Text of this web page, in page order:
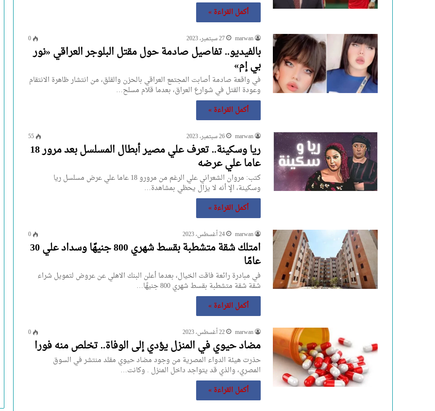
أكمل القراءة »
marwan 27 سبتمبر، 2023 0
بالفيديو.. تفاصيل صادمة حول مقتل البلوجر العراقي «نور
بي إم»
في واقعة صادمة أصابت المجتمع العراقي بالحزن والقلق، من انتشار ظاهرة الانتقام
وعودة القتل في شوارع العراق، بعدما قلام مسلح…
أكمل القراءة »
marwan 26 سبتمبر، 2023 55
ريا وسكينة.. تعرف علي مصير أبطال المسلسل بعد مرور 18
عاما علي عرضه
كتب: مروان الشعراني علي الرغم من مرورو 18 عاما علي عرض مسلسل ريا
وسكينة، الإ أنه لا يزال يحظي بمشاهدة…
أكمل القراءة »
marwan 24 أغسطس، 2023 0
امتلك شقة متشطبة بقسط شهري 800 جنيهًا وسداد علي 30
عامًا
في مبادرة رائعة فاقت الخيال، بعدما أعلن البنك الاهلي عن عروض لتمويل شراء
شقة شقة متشطبة بقسط شهري 800 جنيهًا…
أكمل القراءة »
marwan 22 أغسطس، 2023 0
مضاد حيوي في المنزل يؤدي إلى الوفاة.. تخلص منه فورا
حذرت هيئة الدواء المصرية من وجود مضاد حيوي مقلد منتشر في السوق
المصري، والذي قد يتواجد داخل المنزل . وكانت…
أكمل القراءة »